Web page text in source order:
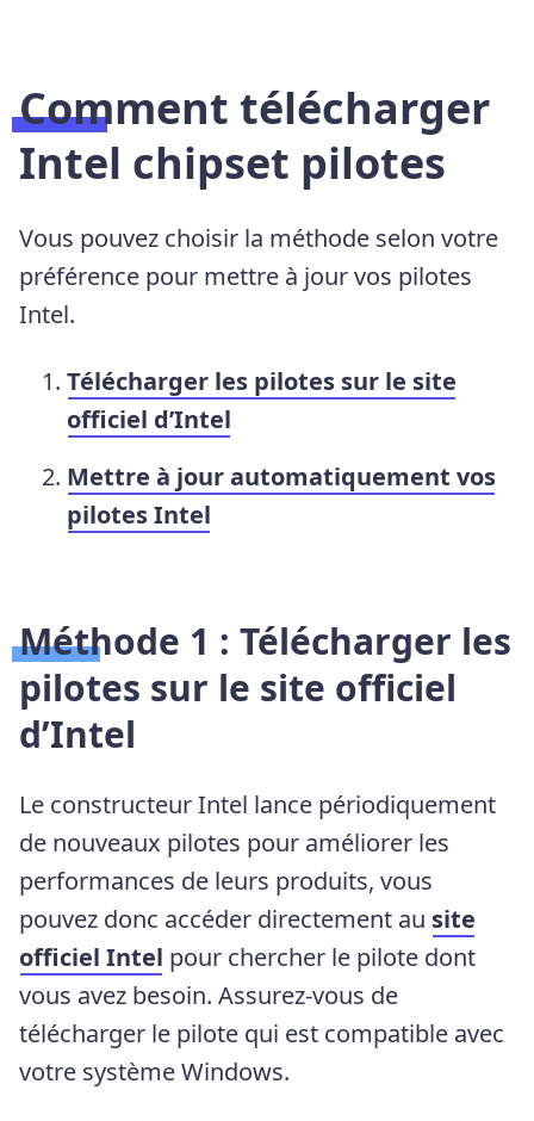
Comment télécharger
Intel chipset pilotes
Vous pouvez choisir la méthode selon votre
préférence pour mettre à jour vos pilotes
Intel.
Télécharger les pilotes sur le site
officiel d’Intel
Mettre à jour automatiquement vos
pilotes Intel
Méthode 1 : Télécharger les
pilotes sur le site officiel
d’Intel
Le constructeur Intel lance périodiquement
de nouveaux pilotes pour améliorer les
performances de leurs produits, vous
pouvez donc accéder directement au site
officiel Intel pour chercher le pilote dont
vous avez besoin. Assurez-vous de
télécharger le pilote qui est compatible avec
votre système Windows.